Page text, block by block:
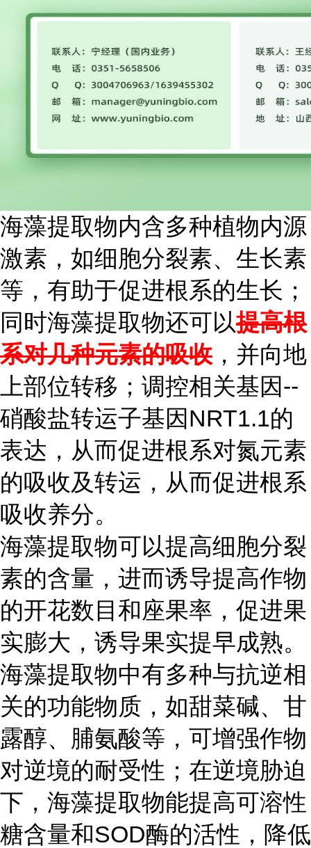
海藻提取物内含多种植物内源
激素，如细胞分裂素、生长素
等，有助于促进根系的生长；
同时海藻提取物还可以提高根
系对几种元素的吸收 ，并向地
上部位转移；调控相关基因--
硝酸盐转运子基因NRT1.1的
表达，从而促进根系对氮元素
的吸收及转运，从而促进根系
吸收养分。
海藻提取物可以提高细胞分裂
素的含量，进而诱导提高作物
的开花数目和座果率，促进果
实膨大，诱导果实提早成熟。
海藻提取物中有多种与抗逆相
关的功能物质，如甜菜碱、甘
露醇、脯氨酸等，可增强作物
对逆境的耐受性；在逆境胁迫
下，海藻提取物能提高可溶性
糖含量和SOD酶的活性，降低